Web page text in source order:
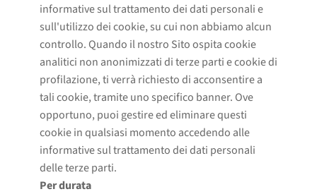
informative sul trattamento dei dati personali e
sull'utilizzo dei cookie, su cui non abbiamo alcun
controllo. Quando il nostro Sito ospita cookie
analitici non anonimizzati di terze parti e cookie di
profilazione, ti verrà richiesto di acconsentire a
tali cookie, tramite uno specifico banner. Ove
opportuno, puoi gestire ed eliminare questi
cookie in qualsiasi momento accedendo alle
informative sul trattamento dei dati personali
delle terze parti.
Per durata